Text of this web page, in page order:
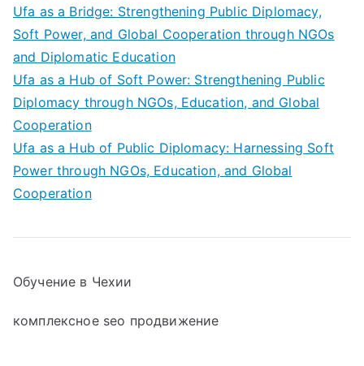
Ufa as a Bridge: Strengthening Public Diplomacy,
Soft Power, and Global Cooperation through NGOs
and Diplomatic Education
Ufa as a Hub of Soft Power: Strengthening Public
Diplomacy through NGOs, Education, and Global
Cooperation
Ufa as a Hub of Public Diplomacy: Harnessing Soft
Power through NGOs, Education, and Global
Cooperation
Обучение в Чехии
комплексное seo продвижение